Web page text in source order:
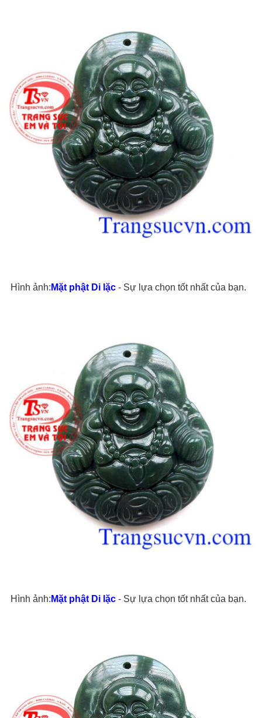
Hình ảnh: Mặt phật Di lặc - Sự lựa chọn tốt nhất của bạn.
Hình ảnh: Mặt phật Di lặc - Sự lựa chọn tốt nhất của bạn.